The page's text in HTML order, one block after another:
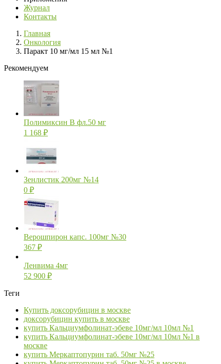
Журнал
Контакты
Главная
Онкология
Паракт 10 мг/мл 15 мл №1
Рекомендуем
Полимиксин В фл.50 мг
1 168 ₽
Зенлистик 200мг №14
0 ₽
Верошпирон капс. 100мг №30
367 ₽
Ленвима 4мг
52 900 ₽
Теги
Купить доксорубицин в москве
доксорубицин купить в москве
купить Кальциумфолинат-эбеве 10мг/мл 10мл №1
купить Кальциумфолинат-эбеве 10мг/мл 10мл №1 в
москве
купить Меркаптопурин таб. 50мг №25